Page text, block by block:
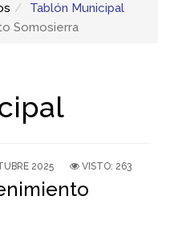
Tablón Municipal
Somosierra
2025 VISTO: 263